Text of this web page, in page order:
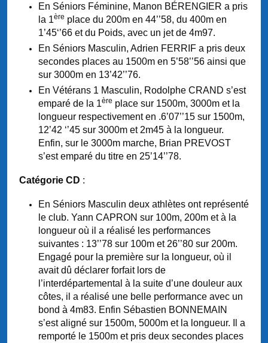
En Séniors Féminine, Manon BÉRENGIER a pris
la 1ère place du 200m en 44’’58, du 400m en
1’45‘’66 et du Poids, avec un jet de 4m97.
En Séniors Masculin, Adrien FERRIF a pris deux
secondes places au 1500m en 5’58’’56 ainsi que
sur 3000m en 13’42’’76.
En Vétérans 1 Masculin, Rodolphe CRAND s’est
emparé de la 1ère place sur 1500m, 3000m et la
longueur respectivement en .6’07’’15 sur 1500m,
12’42 ‘’45 sur 3000m et 2m45 à la longueur.
Enfin, sur le 3000m marche, Brian PREVOST
s’est emparé du titre en 25’14’’78.
Catégorie CD :
En Séniors Masculin deux athlètes ont représenté
le club. Yann CAPRON sur 100m, 200m et à la
longueur où il a réalisé les performances
suivantes : 13’’78 sur 100m et 26’’80 sur 200m.
Engagé pour la première sur la longueur, où il
avait dû déclarer forfait lors de
l’interdépartemental à la suite d’une douleur aux
côtes, il a réalisé une belle performance avec un
bond à 4m83. Enfin Sébastien BONNEMAIN
s’est aligné sur 1500m, 5000m et la longueur. Il a
remporté le 1500m et pris deux secondes places